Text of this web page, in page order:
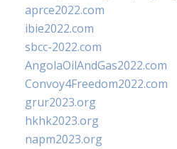
aprce2022.com
ibie2022.com
sbcc-2022.com
AngolaOilAndGas2022.com
Convoy4Freedom2022.com
grur2023.org
hkhk2023.org
napm2023.org